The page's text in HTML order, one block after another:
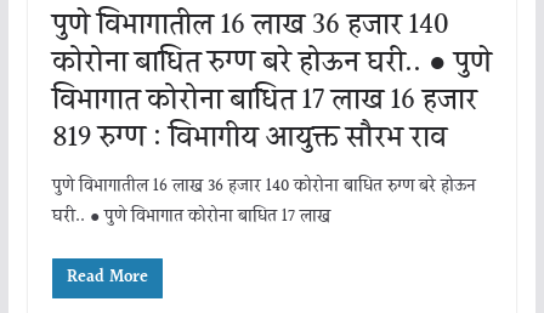
पुणे विभागातील 16 लाख 36 हजार 140
कोरोना बाधित रुग्ण बरे होऊन घरी.. ● पुणे
विभागात कोरोना बाधित 17 लाख 16 हजार
819 रुग्ण : विभागीय आयुक्त सौरभ राव
पुणे विभागातील 16 लाख 36 हजार 140 कोरोना बाधित रुग्ण बरे होऊन
घरी.. ● पुणे विभागात कोरोना बाधित 17 लाख
Read More